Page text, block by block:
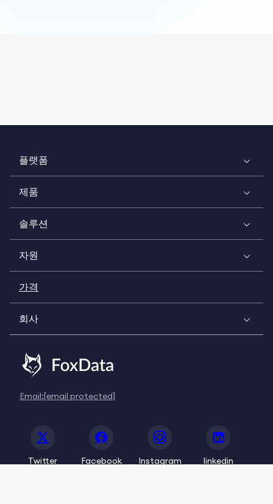
플랫폼
제품
솔루션
자원
가격
회사
Email:[email protected]
Twitter Facebook Instagram linkedin